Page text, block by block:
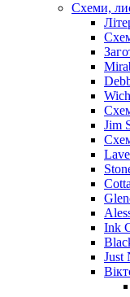
Схеми,
Jim
Ink
Just